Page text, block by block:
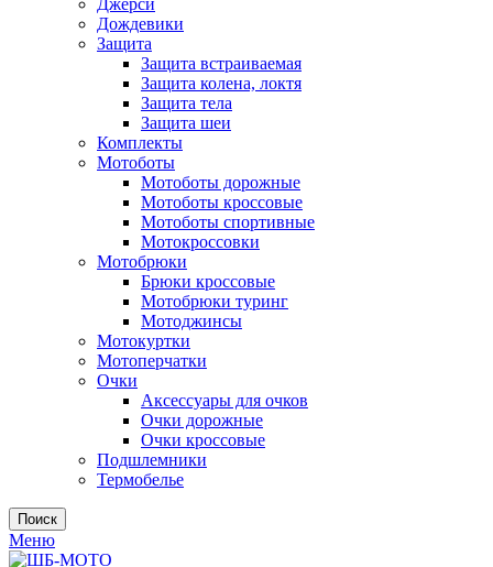
Джерси
Дождевики
Защита
Защита встраиваемая
Защита колена, локтя
Защита тела
Защита шеи
Комплекты
Мотоботы
Мотоботы дорожные
Мотоботы кроссовые
Мотоботы спортивные
Мотокроссовки
Мотобрюки
Брюки кроссовые
Мотобрюки туринг
Мотоджинсы
Мотокуртки
Мотоперчатки
Очки
Аксессуары для очков
Очки дорожные
Очки кроссовые
Подшлемники
Термобелье
Поиск
Меню